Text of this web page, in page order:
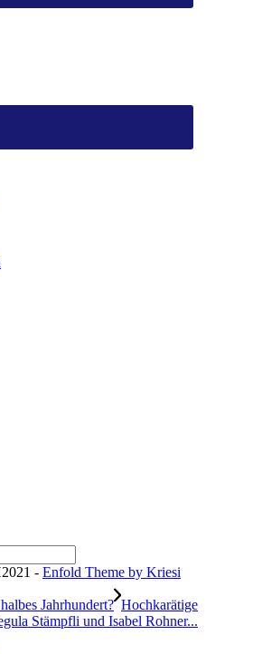
- Enfold Theme by Kriesi
Jahrhundert? Hochkarätige
Stämpfli und Isabel Rohner...